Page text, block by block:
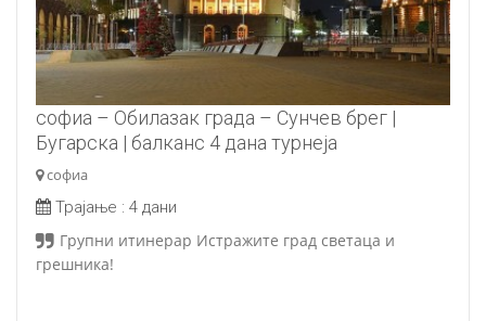
софиа – Обилазак града – Сунчев брег |
Бугарска | балканс 4 дана турнеја
софиа
Трајање : 4 дани
Групни итинерар Истражите град светаца и
грешника!